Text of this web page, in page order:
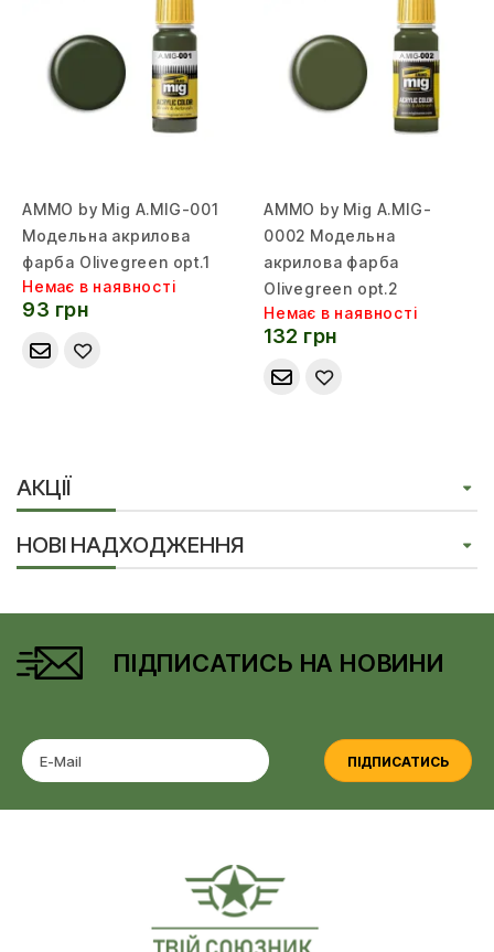
AMMO by Mig A.MIG-001
Модельна акрилова
фарба Olivegreen opt.1
Немає в наявності
93 грн
AMMO by Mig A.MIG-
0002 Модельна
акрилова фарба
Olivegreen opt.2
Немає в наявності
132 грн
АКЦІЇ
НОВІ НАДХОДЖЕННЯ
ПІДПИСАТИСЬ НА НОВИНИ
ПІДПИСАТИСЬ